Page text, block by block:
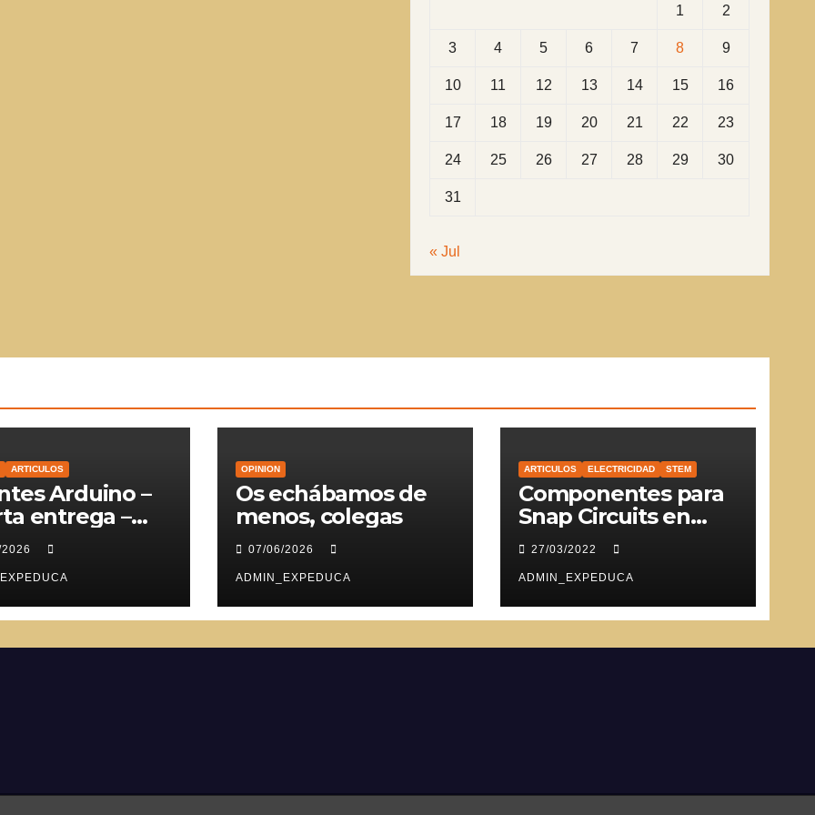
1 2
3 4 5 6 7 8 9
10 11 12 13 14 15 16
17 18 19 20 21 22 23
24 25 26 27 28 29 30
31
« Jul
ARTICULOS
Arduino –
entrega –
OPINION
Os echábamos de
menos, colegas
07/06/2026
ADMIN_EXPEDUCA
ARTICULOS ELECTRICIDAD STEM
Componentes para
Snap Circuits en
SVG
27/03/2022
ADMIN_EXPEDUCA